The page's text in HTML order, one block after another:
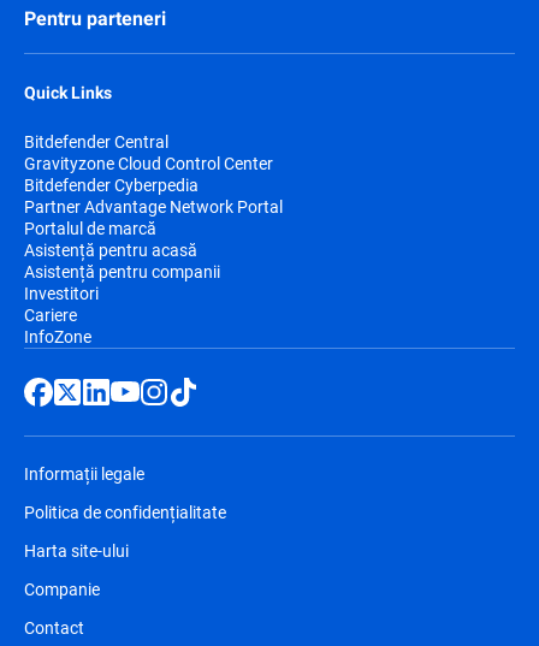
Pentru parteneri
Quick Links
Bitdefender Central
Gravityzone Cloud Control Center
Bitdefender Cyberpedia
Partner Advantage Network Portal
Portalul de marcă
Asistență pentru acasă
Asistență pentru companii
Investitori
Cariere
InfoZone
Informații legale
Politica de confidențialitate
Harta site-ului
Companie
Contact